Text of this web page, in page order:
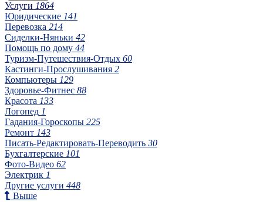
Услуги 1864
Юридические 141
Перевозка 214
Сиделки-Няньки 42
Помощь по дому 44
Туризм-Путешествия-Отдых 60
Кастинги-Прослушивания 2
Компьютеры 129
Здоровье-Фитнес 88
Красота 133
Логопед 1
Гадания-Гороскопы 225
Ремонт 143
Писать-Редактировать-Переводить 30
Бухгалтерские 101
Фото-Видео 62
Электрик 1
Другие услуги 448
Выше